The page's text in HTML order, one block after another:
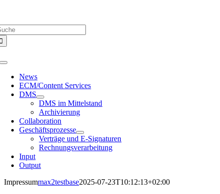
springen
Toggle
Navigation
News
ECM/Content Services
DMS
DMS im Mittelstand
Archivierung
Collaboration
Geschäftsprozesse
Verträge und E-Signaturen
Rechnungsverarbeitung
Input
Output
Impressummax2testbase2025-07-23T10:12:13+02:00